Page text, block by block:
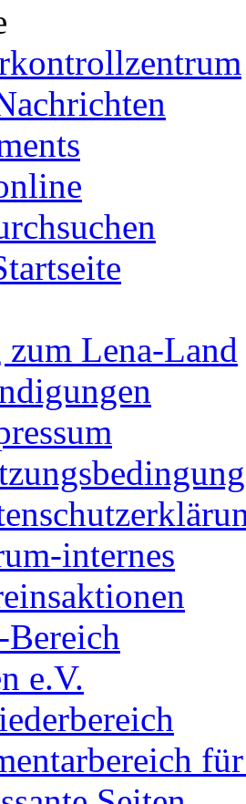
zum Lena-Land
internes
Bereich
e.V.